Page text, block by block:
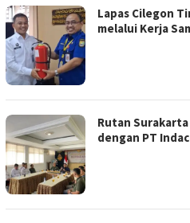
Lapas Cilegon
melalui Kerja
Rutan
dengan PT